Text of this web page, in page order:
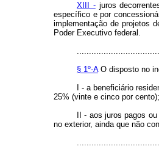
XIII -juros
específico e por
implementação de projetos
Poder Executivo federal.
§ 1º-AO disposto no
I - a beneficiário
25% (vinte e cinco por
II - aos juros pagos
no exterior, ainda que não